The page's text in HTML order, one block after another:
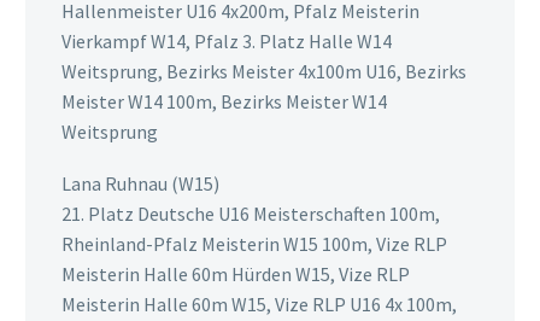
Hallenmeister U16 4x200m, Pfalz Meisterin
Vierkampf W14, Pfalz 3. Platz Halle W14
Weitsprung, Bezirks Meister 4x100m U16, Bezirks
Meister W14 100m, Bezirks Meister W14
Weitsprung
Lana Ruhnau (W15)
21. Platz Deutsche U16 Meisterschaften 100m,
Rheinland-Pfalz Meisterin W15 100m, Vize RLP
Meisterin Halle 60m Hürden W15, Vize RLP
Meisterin Halle 60m W15, Vize RLP U16 4x 100m,